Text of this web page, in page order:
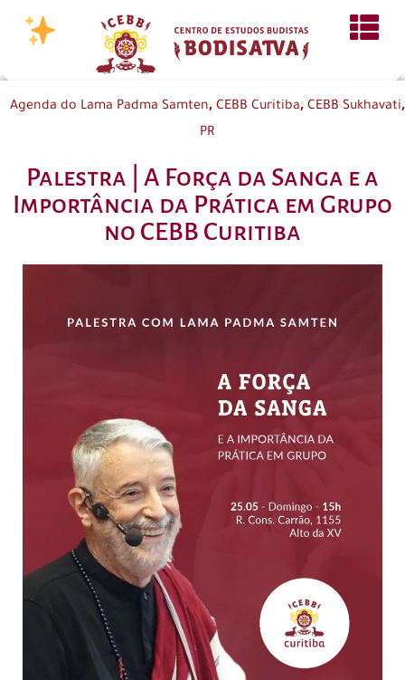
Agenda do Lama Padma Samten, CEBB Curitiba, CEBB Sukhavati,
PR
Palestra | A Força da Sanga e a
Importância da Prática em Grupo
no CEBB Curitiba